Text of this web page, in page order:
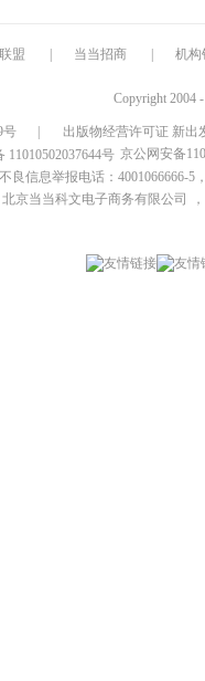
盟 当当招商 机构
Copyright 2004
号
出版物经营许可证 新出
京公网安备
良信息举报电话：4001066666-5
北京当当科文电子商务有限公司